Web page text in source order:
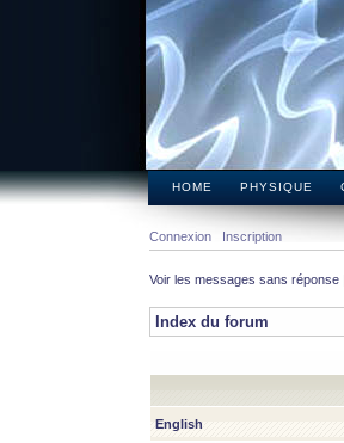
HOME PHYSIQUE
Connexion Inscription
Voir les messages sans réponse
Index du forum
English